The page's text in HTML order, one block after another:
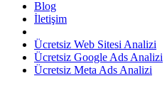
Blog
İletişim
Ücretsiz Web Sitesi Analizi
Ücretsiz Google Ads Analizi
Ücretsiz Meta Ads Analizi